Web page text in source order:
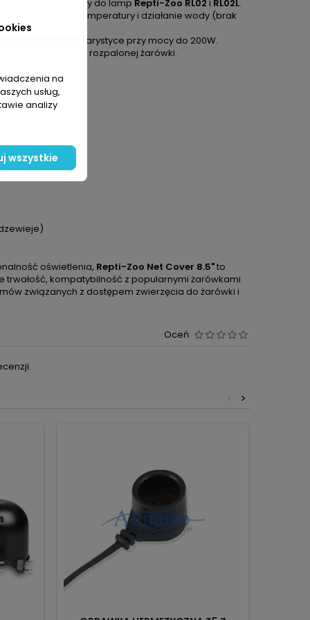
jest dedykowany do lamp Repti-Zoo RL02 i RL02L.
ekstremalne temperatury i działanie wody (brak
w terrarystyce przy mocy do 200W.
bezpośrednio do rozpalonej żarówki.
oświetlenia, Repti-Zoo Net Cover 8.5"to
kompatybilność z popularnymi żarówkami
związanych z dostępem zwierzęcia do żarówki i
Oceń
>
<
na
usług,
analizy
wszystkie